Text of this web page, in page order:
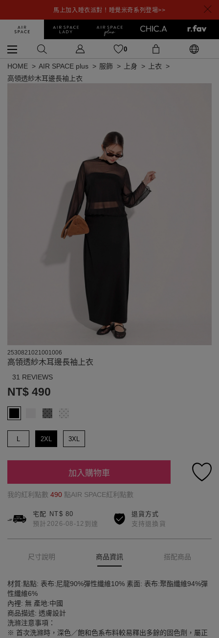
馬上加入睡衣派對！睡覺米奇系列登場>>
0
HOME AIR SPACE plus 服飾 上身
上衣
高領透紗木耳邊長袖上衣
2530821021001006
高領透紗木耳邊長袖上衣
31 REVIEWS
NT$ 490
L 2XL 3XL
加入購物車
我的紅利點數 490 點AIR SPACE紅利點數
宅配 NT$ 80
預計2026-08-12到達
退貨方式
支持退換貨
尺寸說明 商品資訊 搭配商品
材質:點點: 表布:尼龍90%彈性纖維10% 素面: 表布:聚酯纖維94%彈
性纖維6%
內裡: 無 產地:中國
商品描述: 透膚設計
洗滌注意事項：
※ 首次洗滌時，深色／飽和色系布料較易釋出多餘的固色劑，屬正